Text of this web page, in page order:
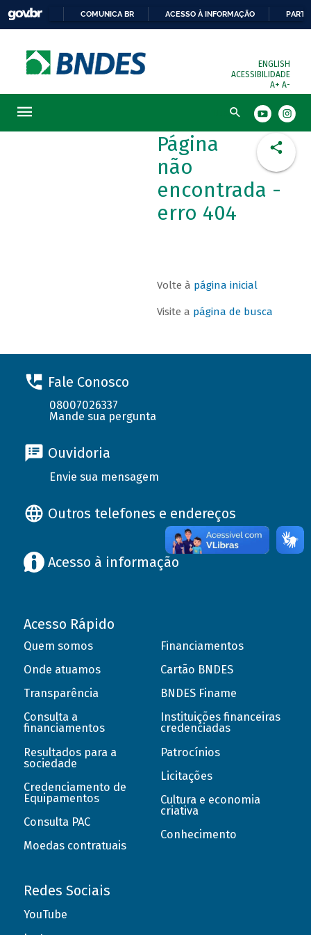
COMUNICA BR ACESSO À INFORMAÇÃO
ENGLISH
ACESSIBILIDADE
A+ A-
Busca
Página
não
encontrada -
erro 404
Volte à página inicial
Visite a página de busca
Fale Conosco
08007026337
Mande sua pergunta
Ouvidoria
Envie sua mensagem
Outros telefones e endereços
Acesso à informação
Acesso Rápido
Quem somos
Onde atuamos
Transparência
Consulta a
financiamentos
Resultados para a
sociedade
Credenciamento de
Equipamentos
Consulta PAC
Moedas contratuais
Financiamentos
Cartão BNDES
BNDES Finame
Instituições financeiras
credenciadas
Patrocínios
Licitações
Cultura e economia
criativa
Conhecimento
Redes Sociais
YouTube